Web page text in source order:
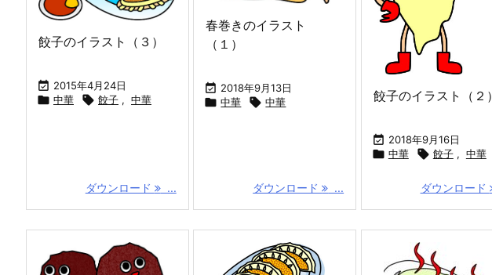
餃子のイラスト（３）
 2015年4月24日
 中華  餃子 , 中華
ダウンロード ...
春巻きのイラスト
（１）
 2018年9月13日
 中華  中華
ダウンロード ...
餃子のイラスト（２）
 2018年9月16日
 中華  餃子 , 中華
ダウンロード